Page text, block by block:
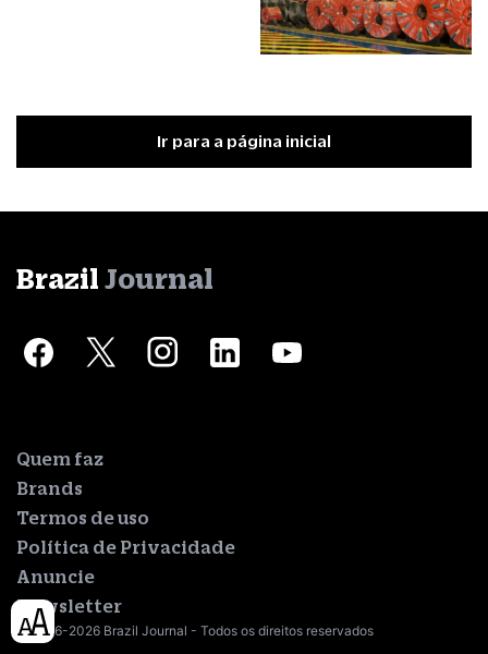
Ir para a página inicial
Brazil Journal
Quem faz
Brands
Termos de uso
Política de Privacidade
Anuncie
Newsletter
© 2016-2026 Brazil Journal - Todos os direitos reservados